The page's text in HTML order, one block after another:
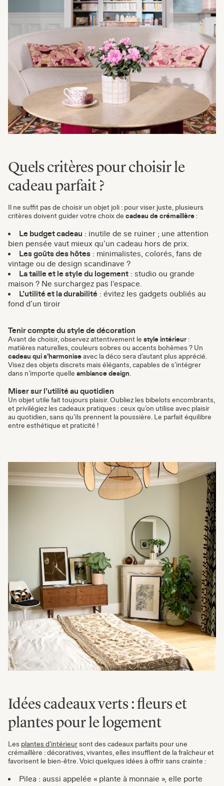
Quels critères pour choisir le
cadeau parfait ?
Il ne suffit pas de choisir un objet joli : pour viser juste, plusieurs
critères doivent guider votre choix de cadeau de crémaillère :
Le budget cadeau : inutile de se ruiner ; une attention
bien pensée vaut mieux qu’un cadeau hors de prix.
Les goûts des hôtes : minimalistes, colorés, fans de
vintage ou de design scandinave ?
La taille et le style du logement : studio ou grande
maison ? Ne surchargez pas l’espace.
L’utilité et la durabilité : évitez les gadgets oubliés au
fond d’un tiroir
Tenir compte du style de décoration
Avant de choisir, observez attentivement le style intérieur :
matières naturelles, couleurs sobres ou accents bohèmes ? Un
cadeau qui s’harmonise avec la déco sera d’autant plus apprécié.
Visez des objets discrets mais élégants, capables de s’intégrer
dans n’importe quelle ambiance design
Miser sur l’utilité au quotidien
Un objet utile fait toujours plaisir. Oubliez les bibelots encombrants,
et privilégiez les cadeaux pratiques : ceux qu’on utilise avec plaisir
au quotidien, sans qu’ils prennent la poussière. Le parfait équilibre
entre esthétique et praticité !
Idées cadeaux verts : fleurs et
plantes pour le logement
Les plantes d’intérieur sont des cadeaux parfaits pour une
crémaillère : décoratives, vivantes, elles insufflent de la fraîcheur et
favorisent le bien-être. Voici quelques idées à offrir sans crainte :
Pilea : aussi appelée « plante à monnaie », elle porte